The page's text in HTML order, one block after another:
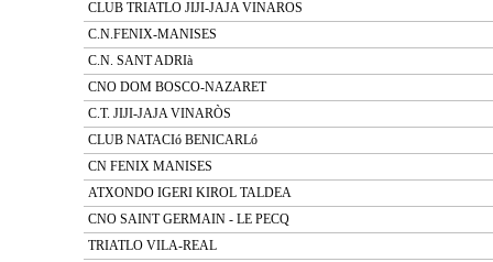
CLUB TRIATLO JIJI-JAJA VINAROS
C.N.FENIX-MANISES
C.N. SANT ADRIà
CNO DOM BOSCO-NAZARET
C.T. JIJI-JAJA VINARÒS
CLUB NATACIó BENICARLó
CN FENIX MANISES
ATXONDO IGERI KIROL TALDEA
CNO SAINT GERMAIN - LE PECQ
TRIATLO VILA-REAL